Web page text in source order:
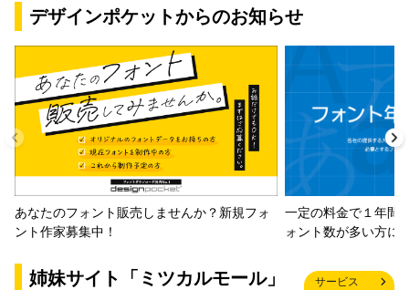
デザインポケットからのお知らせ
あなたのフォント販売しませんか？新規フォ
ント作家募集中！
一定の料金で１年間
ォント数が多い方に
姉妹サイト「ミツカルモール」
サービス